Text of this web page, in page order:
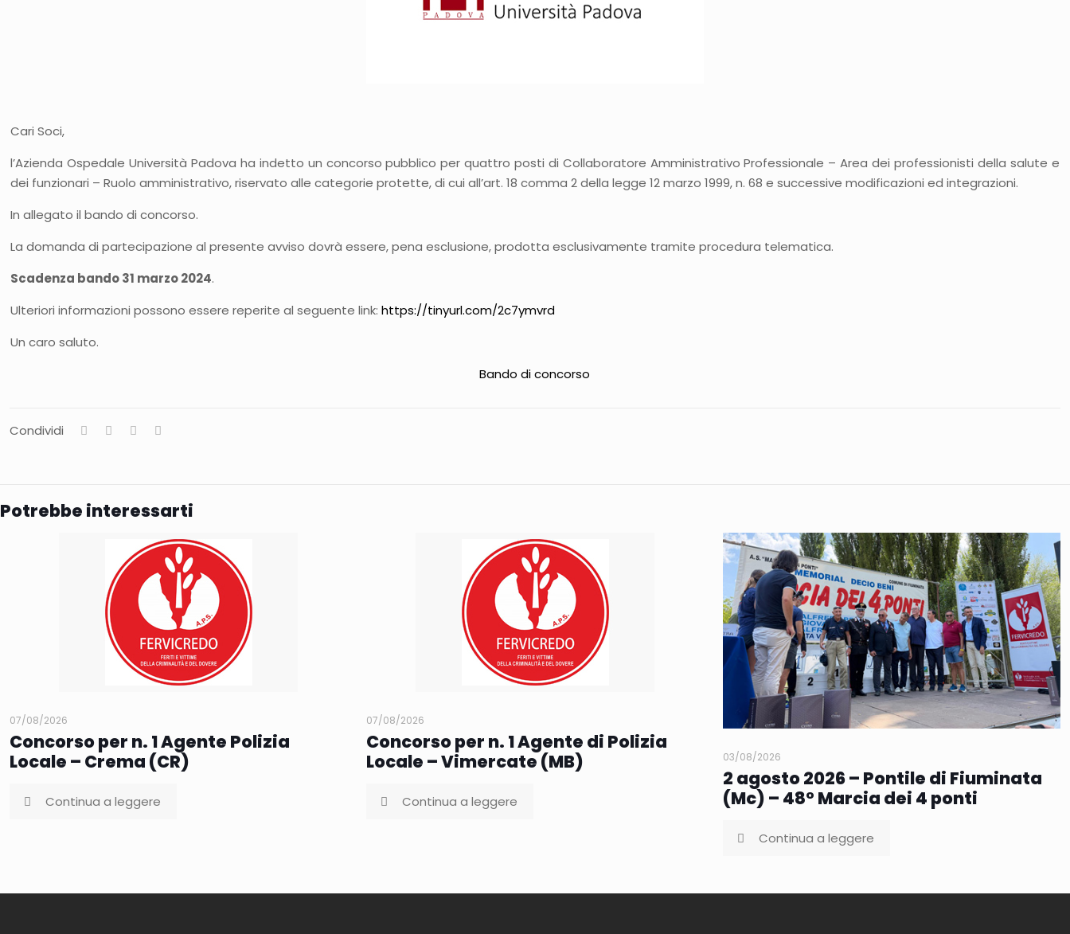
Cari Soci,
l’Azienda Ospedale Università Padova ha indetto un concorso pubblico per quattro posti di Collaboratore Amministrativo Professionale – Area dei professionisti della salute e
dei funzionari – Ruolo amministrativo, riservato alle categorie protette, di cui all’art. 18 comma 2 della legge 12 marzo 1999, n. 68 e successive modificazioni ed integrazioni.
In allegato il bando di concorso.
La domanda di partecipazione al presente avviso dovrà essere, pena esclusione, prodotta esclusivamente tramite procedura telematica.
Scadenza bando 31 marzo 2024.
Ulteriori informazioni possono essere reperite al seguente link:https://tinyurl.com/2c7ymvrd
Un caro saluto.
Bando di concorso
Condividi
Potrebbe interessarti
07/08/2026
Concorso per n. 1 Agente Polizia
Locale – Crema (CR)
Continua a leggere
07/08/2026
Concorso per n. 1 Agente di Polizia
Locale – Vimercate (MB)
Continua a leggere
03/08/2026
2 agosto 2026 – Pontile di Fiuminata
(Mc) – 48° Marcia dei 4 ponti
Continua a leggere